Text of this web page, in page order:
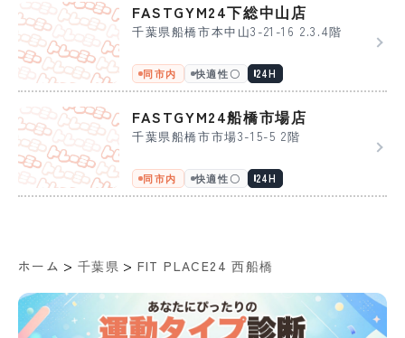
FASTGYM24下総中山店
千葉県船橋市本中山3-21-16 2.3.4階
同市内 快適性〇 24H
FASTGYM24船橋市場店
千葉県船橋市市場3-15-5 2階
同市内 快適性〇 24H
ホーム > 千葉県 > FIT PLACE24 西船橋